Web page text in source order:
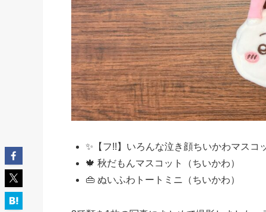
✨️【フ!!】いろんな泣き顔ちいかわマスコ
🍁 秋だもんマスコット（ちいかわ）
👜 ぬいふわトートミニ（ちいかわ）